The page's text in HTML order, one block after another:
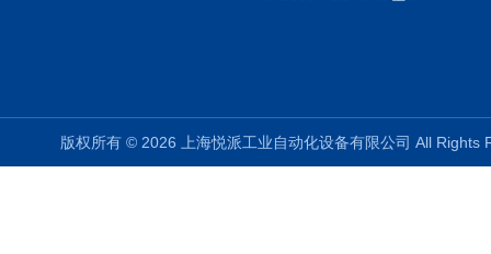
版权所有 © 2026 上海悦派工业自动化设备有限公司 All